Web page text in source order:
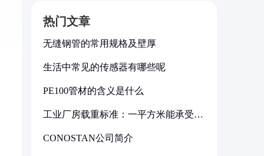
热门文章
无缝钢管的常用规格及壁厚
生活中常见的传感器有哪些呢
PE100管材的含义是什么
工业厂房载重标准：一平方米能承受多
CONOSTAN公司简介